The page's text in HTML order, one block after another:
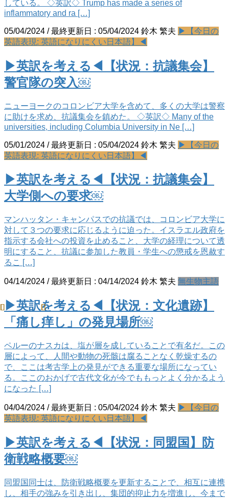
している。 ◇英訳◇ Trump has made a series of
inflammatory and ra […]
05/04/2024 / 最終更新日 : 05/04/2024 鈴木 繁夫 ▶【今日の
英語表現: 英語になりにくい日本語】◀
▶英訳を考える◀【状況：抗議集会】
警官隊の突入￼
ニューヨークのコロンビア大学を含めて、多くの大学は警察
に助けを求め、抗議集会を鎮めた。 ◇英訳◇ Many of the
universities, including Columbia University in Ne […]
05/01/2024 / 最終更新日 : 05/04/2024 鈴木 繁夫 ▶【今日の
英語表現: 英語になりにくい日本語】◀
▶英訳を考える◀【状況：抗議集会】
大学側への要求￼
マンハッタン・キャンパスでの抗議では、コロンビア大学に
対して３つの要求に応じるように迫った。イスラエル政府を
指示する会社への投資を止めること、大学の経理について透
明にすること、抗議に参加した教員・学生への懲戒を恩赦す
るこ […]
04/14/2024 / 最終更新日 : 04/14/2024 鈴木 繁夫 無生物主語
▶英訳を考える◀【状況：文化遺跡】
「痛し痒し」の発見場所￼
ペルーのナスカは、塩が層を成していることで有名だ。この
層によって、人間や動物の死骸は腐ることなく乾燥するの
で、ここは考古学上の発見ができる重要な場所になってい
る。ここのおかげで古代文化が今でももっとよく分かるよう
になった […]
04/04/2024 / 最終更新日 : 05/04/2024 鈴木 繁夫 ▶【今日の
英語表現: 英語になりにくい日本語】◀
▶英訳を考える◀【状況：同盟国】防
衛戦略概要￼
同盟国同士は、防衛戦略概要を更新することで、相互に連携
し、相手の強みを引き出し、集団的抑止力を増進し、今まで